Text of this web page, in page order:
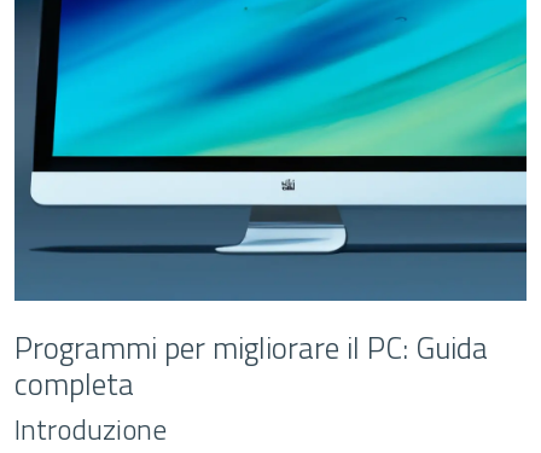
Programmi per migliorare il PC: Guida
completa
Introduzione